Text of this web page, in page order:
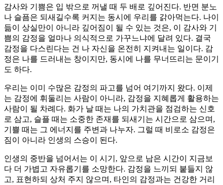
감사와 기쁨은 입 밖으로 꺼낼 때 두 배로 깊어진다. 반면 분노
나 슬픔은 되새길수록 커지는 동시에 우리를 갉아먹는다. 나이
듦이 상실만이 아니라 깊어짐이 될 수 있는 것은, 이 감사와 기
쁨의 감정을 얼마나 의식적으로 가꾸느냐에 달려 있다. 결국
감정을 다스린다는 건 나 자신을 온전히 지켜내는 일이다. 감
정은 나를 드러내는 창이지만, 동시에 나를 무너뜨리는 문이기
도 하다.
우리는 이미 수많은 감정의 파고를 넘어 여기까지 왔다. 이제
는 감정에 휘둘리는 사람이 아니라, 감정을 지혜롭게 활용하는
사람이 될 차례다. 화가 날 때는 나의 가치관을 점검하는 신호
로 삼고, 슬플 때는 소중한 존재를 되새기는 시간으로 삼으며,
기쁠 때는 그 에너지를 주변과 나누자. 그럴 때 비로소 감정은
짐이 아니라 인생의 스승이 된다.
인생의 중반을 넘어서는 이 시기, 앞으로 남은 시간이 지금보
다 더 가볍고 자유롭기를 소망한다. 감정을 느끼되 붙들지 않
고, 표현하되 상처 주지 않으며, 타인의 감정과는 건강한 거리